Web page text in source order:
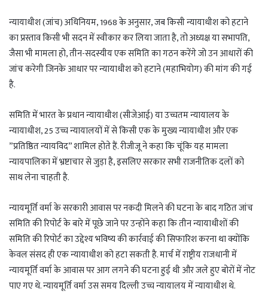
न्यायाधीश (जांच) अधिनियम, 1968 के अनुसार, जब किसी न्यायाधीश को हटाने
का प्रस्ताव किसी भी सदन में स्वीकार कर लिया जाता है, तो अध्यक्ष या सभापति,
जैसा भी मामला हो, तीन-सदस्यीय एक समिति का गठन करेंगे जो उन आधारों की
जांच करेगी जिनके आधार पर न्यायाधीश को हटाने (महाभियोग) की मांग की गई
है.
समिति में भारत के प्रधान न्यायाधीश (सीजेआई) या उच्चतम न्यायालय के
न्यायाधीश, 25 उच्च न्यायालयों में से किसी एक के मुख्य न्यायाधीश और एक
”प्रतिष्ठित न्यायविद” शामिल होते हैं. रीजीजू ने कहा कि चूंकि यह मामला
न्यायपालिका में भ्रष्टाचार से जुड़ा है, इसलिए सरकार सभी राजनीतिक दलों को
साथ लेना चाहती है.
न्यायमूर्ति वर्मा के सरकारी आवास पर नकदी मिलने की घटना के बाद गठित जांच
समिति की रिपोर्ट के बारे में पूछे जाने पर उन्होंने कहा कि तीन न्यायाधीशों की
समिति की रिपोर्ट का उद्देश्य भविष्य की कार्रवाई की सिफारिश करना था क्योंकि
केवल संसद ही एक न्यायाधीश को हटा सकती है. मार्च में राष्ट्रीय राजधानी में
न्यायमूर्ति वर्मा के आवास पर आग लगने की घटना हुई थी और जले हुए बोरों में नोट
पाए गए थे. न्यायमूर्ति वर्मा उस समय दिल्ली उच्च न्यायालय में न्यायाधीश थे.